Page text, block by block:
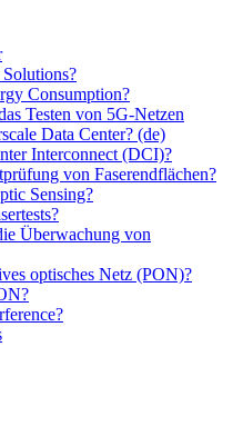
Consumption?
Testen von 5G-Netzen
Data Center? (de)
Interconnect (DCI)?
von Faserendflächen?
Sensing?
Überwachung von
optisches Netz (PON)?